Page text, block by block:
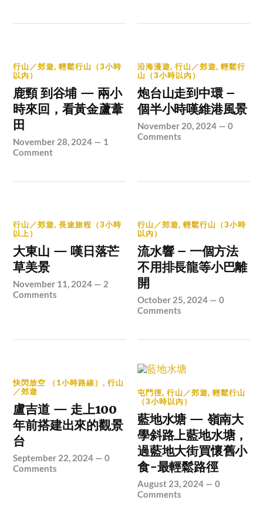
行山／郊遊,輕鬆行山（3小時
以內）
鹿頸 到谷埔 — 兩小
時來回，看黃金蘆葦
田
November 28, 2024 — 1
Comment
沿海漫遊,行山／郊遊,輕鬆行
山（3小時以內）
炮台山走到中環 –
個半小時嘆維港風景
November 20, 2024 —0
Comments
行山／郊遊,長途旅程（3小時
以上）
大東山 — 嘆日落芒
草美景
November 11, 2024 — 2
Comments
行山／郊遊,輕鬆行山（3小時
以內）
流水響 – 一個方法
不用排長龍等小巴離
開
October 25, 2024 —0
Comments
快閃放空 （1小時路線）,行山
／郊遊
盧吉道 — 走上100
年前搭建出來的觀景
台
September 22, 2024 —0
Comments
屯門徑,行山／郊遊,輕鬆行山
（3小時以內）
藍地水塘 — 嶺南大
學斜路上藍地水塘，
過藍地大街買懷舊小
食-最輕鬆路徑
August 23, 2024 —0
Comments